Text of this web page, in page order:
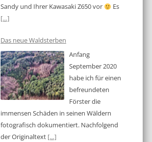
Sandy und Ihrer Kawasaki Z650 vor
Es
[…]
Das neue Waldsterben
Anfang
September 2020
habe ich für einen
befreundeten
Förster die
immensen Schäden in seinen Wäldern
fotografisch dokumentiert. Nachfolgend
der Originaltext […]